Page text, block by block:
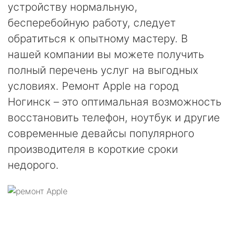
устройству нормальную,
бесперебойную работу, следует
обратиться к опытному мастеру. В
нашей компании вы можете получить
полный перечень услуг на выгодных
условиях. Ремонт Apple на город
Ногинск – это оптимальная возможность
восстановить телефон, ноутбук и другие
современные девайсы популярного
производителя в короткие сроки
недорого.